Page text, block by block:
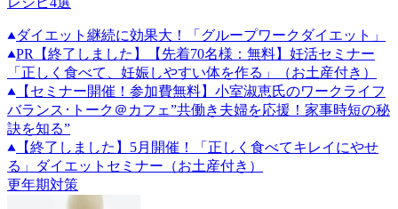
ダイエット継続に効果大！「グループワークダイエット」
PR 【終了しました】【先着70名様：無料】妊活セミナー
「正しく食べて、妊娠しやすい体を作る」（お土産付き）
【セミナー開催！参加費無料】小室淑恵氏のワークライフ
バランス･トーク＠カフェ”共働き夫婦を応援！家事時短の秘
訣を知る”
【終了しました】5月開催！「正しく食べてキレイにやせ
る」ダイエットセミナー（お土産付き）
更年期対策